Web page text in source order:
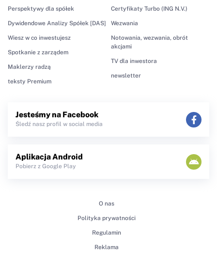
Perspektywy dla spółek
Dywidendowe Analizy Spółek [DAS]
Wiesz w co inwestujesz
Spotkanie z zarządem
Maklerzy radzą
teksty Premium
Certyfikaty Turbo (ING N.V.)
Wezwania
Notowania, wezwania, obrót
akcjami
TV dla inwestora
newsletter
Jesteśmy na Facebook
Śledź nasz profil w social media
Aplikacja Android
Pobierz z Google Play
O nas
Polityka prywatności
Regulamin
Reklama